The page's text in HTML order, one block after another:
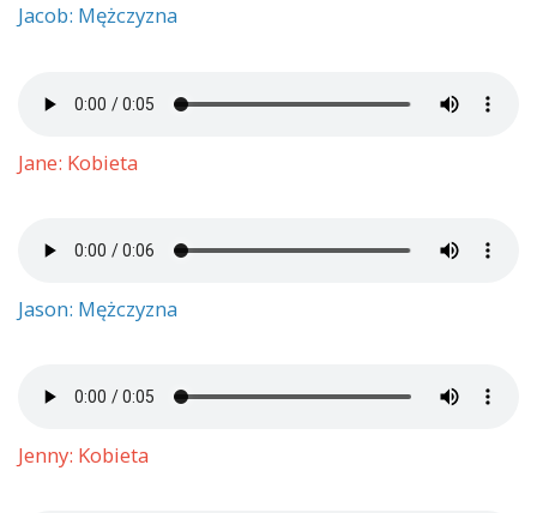
Jacob: Mężczyzna
Jane: Kobieta
Jason: Mężczyzna
Jenny: Kobieta